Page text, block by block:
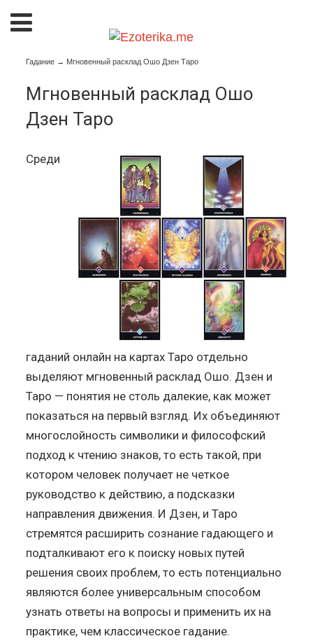
Гадание → Мгновенный расклад Ошо Дзен Таро
Мгновенный расклад Ошо
Дзен Таро
Среди
гаданий онлайн на картах Таро отдельно
выделяют мгновенный расклад Ошо. Дзен и
Таро — понятия не столь далекие, как может
показаться на первый взгляд. Их объединяют
многослойность символики и философский
подход к чтению знаков, то есть такой, при
котором человек получает не четкое
руководство к действию, а подсказки
направления движения. И Дзен, и Таро
стремятся расширить сознание гадающего и
подталкивают его к поиску новых путей
решения своих проблем, то есть потенциально
являются более универсальным способом
узнать ответы на вопросы и применить их на
практике, чем классическое гадание.